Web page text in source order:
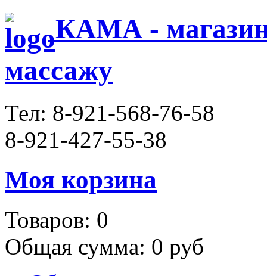
КАМА - магазин
массажу
Тел: 8-921-568-76-58
8-921-427-55-38
Моя корзина
Товаров: 0
Общая сумма: 0 руб